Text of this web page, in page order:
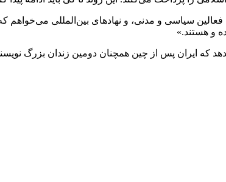
سیاسی و مدنی، و نهادهای بین‌المللی
و هستند.»